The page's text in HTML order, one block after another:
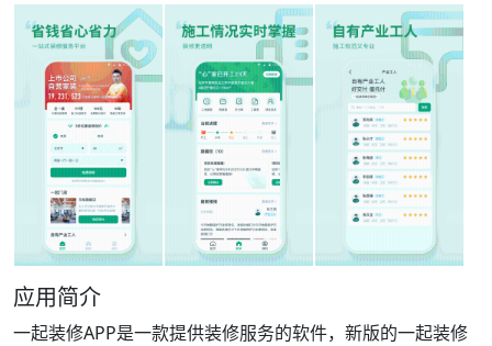
应用简介
一起装修APP是一款提供装修服务的软件，新版的一起装修